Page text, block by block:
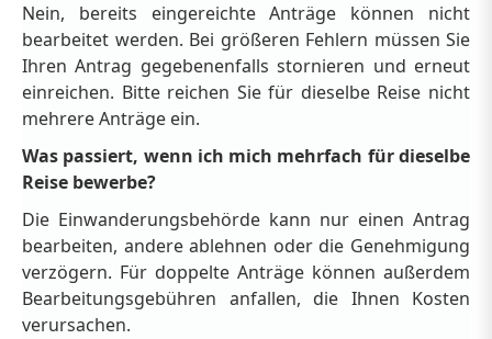
Nein, bereits eingereichte Anträge können nicht
bearbeitet werden. Bei größeren Fehlern müssen Sie
Ihren Antrag gegebenenfalls stornieren und erneut
einreichen. Bitte reichen Sie für dieselbe Reise nicht
mehrere Anträge ein.
Was passiert, wenn ich mich mehrfach für dieselbe
Reise bewerbe?
Die Einwanderungsbehörde kann nur einen Antrag
bearbeiten, andere ablehnen oder die Genehmigung
verzögern. Für doppelte Anträge können außerdem
Bearbeitungsgebühren anfallen, die Ihnen Kosten
verursachen.